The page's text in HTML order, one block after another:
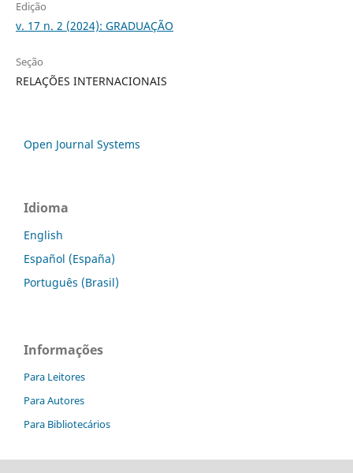
Edição
v. 17 n. 2 (2024): GRADUAÇÃO
Seção
RELAÇÕES INTERNACIONAIS
Open Journal Systems
Idioma
English
Español (España)
Português (Brasil)
Informações
Para Leitores
Para Autores
Para Bibliotecários